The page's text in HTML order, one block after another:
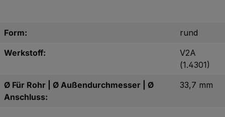
Form:
rund
Werkstoff:
V2A
(1.4301)
Ø Für Rohr | Ø Außendurchmesser | Ø
Anschluss:
33,7 mm